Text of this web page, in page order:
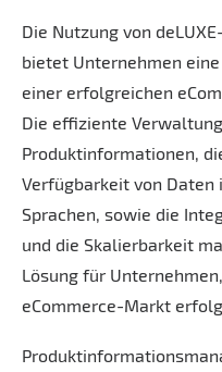
Die Nutzung von
bietet Unternehmen
einer erfolgreichen
Die effiziente
Produktinformationen,
Verfügbarkeit von Daten
Sprachen, sowie die
und die Skalierbarkeit
Lösung für
eCommerce-Markt